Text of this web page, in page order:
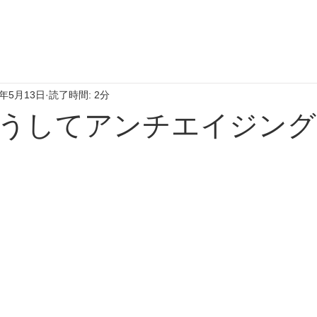
してアンチエイジン
5月13日 読了時間: 2分